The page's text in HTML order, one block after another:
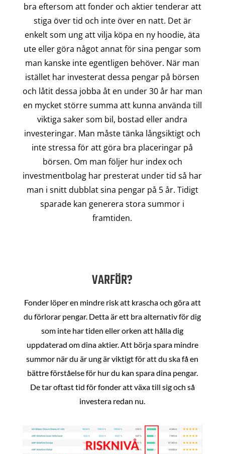
bra eftersom att fonder och aktier tenderar att
stiga över tid och inte över en natt. Det är
enkelt som ung att vilja köpa en ny hoodie, äta
ute eller göra något annat för sina pengar som
man kanske inte egentligen behöver. När man
istället har investerat dessa pengar på börsen
och låtit dessa jobba åt en under 30 år har man
en mycket större summa att kunna använda till
viktiga saker som bil, bostad eller andra
investeringar. Man måste tänka långsiktigt och
inte stressa för att göra bra placeringar på
börsen. Om man följer hur index och
investmentbolag har presterat under tid så har
man i snitt dubblat sina pengar på 5 år. Tidigt
sparade kan generera stora summor i
framtiden.
VARFÖR?
Fonder löper en mindre risk att krascha och göra att
du förlorar pengar. Detta är ett bra alternativ för dig
som inte har tiden eller orken att hålla dig
uppdaterad om dina aktier. Att börja spara mindre
summor när du är ung är viktigt för att du ska få en
bättre förståelse för hur du kan spara dina pengar.
De tar oftast tid för fonder att växa till sig och så
investera redan nu.